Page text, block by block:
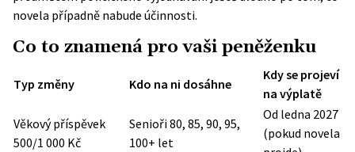
novela případně nabude účinnosti.
Co to znamená pro vaši peněženku
Typ změny Kdo na ni dosáhne
Kdy se projeví
na výplatě
Věkový příspěvek
500/1 000 Kč
Senioři 80, 85, 90, 95,
100+ let
Od ledna 2027
(pokud novela